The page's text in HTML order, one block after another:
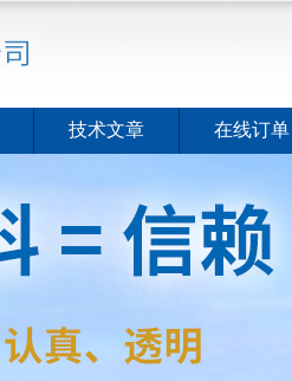
技术文章 在线订单